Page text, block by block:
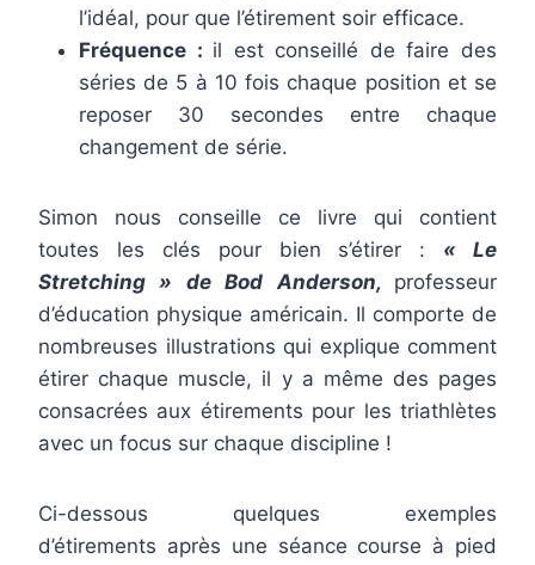
l’idéal, pour que l’étirement soir efficace.
Fréquence : il est conseillé de faire des
séries de 5 à 10 fois chaque position et se
reposer 30 secondes entre chaque
changement de série.
Simon nous conseille ce livre qui contient
toutes les clés pour bien s’étirer : « Le
Stretching » de Bod Anderson, professeur
d’éducation physique américain. Il comporte de
nombreuses illustrations qui explique comment
étirer chaque muscle, il y a même des pages
consacrées aux étirements pour les triathlètes
avec un focus sur chaque discipline !
Ci-dessous quelques exemples
d’étirements après une séance course à pied